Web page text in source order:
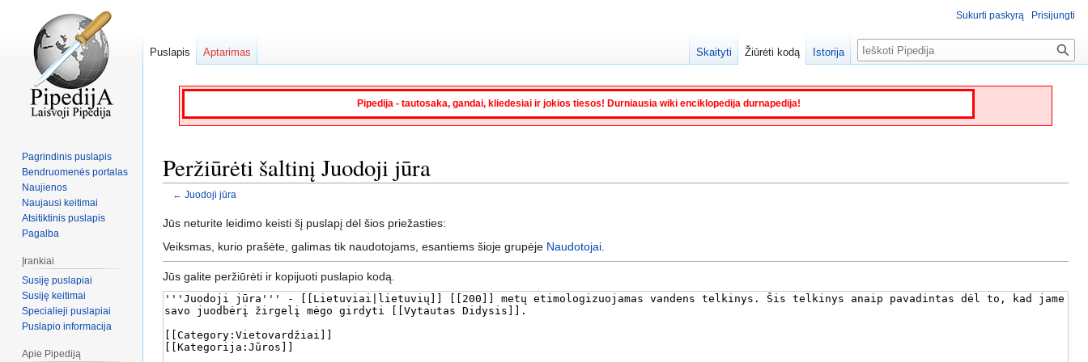
Pipedija - tautosaka, gandai, kliedesiai ir jokios tiesos! Durniausia wiki enciklopedija durnapedija!
Peržiūrėti šaltinį Juodoji jūra
← Juodoji jūra
Jump
to
Jump
to
Jūs neturite leidimo keisti šį puslapį dėl šios priežasties:
Veiksmas, kurio prašėte, galimas tik naudotojams, esantiems šioje grupėje Naudotojai
Jūs galite peržiūrėti ir kopijuoti puslapio kodą.
Sukurti paskyrą Prisijungti
Puslapis Aptarimas Skaityti Žiūrėti kodą Istorija Paieška
Pagrindinis puslapis
Bendruomenės portalas
Naujienos
Naujausi keitimai
Atsitiktinis puslapis
Pagalba
Įrankiai
Susiję puslapiai
Susiję keitimai
Specialieji puslapiai
Puslapio informacija
Apie Pipediją